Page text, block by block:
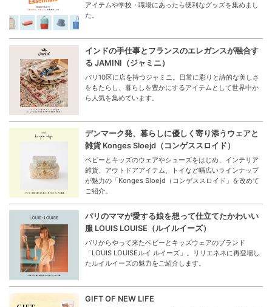
アイテムや学校・職場にあったら便利なグッズを集めまし
た。
インドの手仕事とフランスのエレガンスが融合す
る JAMINI（ジャミニ）
パリ10区に店を持つジャミニ。日常に彩りと詩的な美しさ
をもたらし、暮らしを豊かにするアイテムとして世界中か
ら人気を集めています。
デンマーク発、暮らしに優しく寄り添うウェアと
雑貨 Konges Sloejd（コンゲススロイド）
ベビーとキッズのウェアやシューズをはじめ、インテリア
雑貨、アウトドアアイテム、トイなど幅広いラインナップ
が魅力の「Konges Sloejd（コンゲススロイド」を改めて
ご紹介。
パリのママが愛する娘を想って仕立てたかわいい
服 LOUIS LOUISE（ルイルイーズ）
パリからやって来たベビーとキッズウェアのブランド
「LOUIS LOUISEルイ ルイーズ」。リリエネネに再登場し
たルイルイーズの魅力をご紹介します。
GIFT OF NEW LIFE